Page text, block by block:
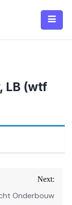
LB (wtf
Next:
Onderbouw